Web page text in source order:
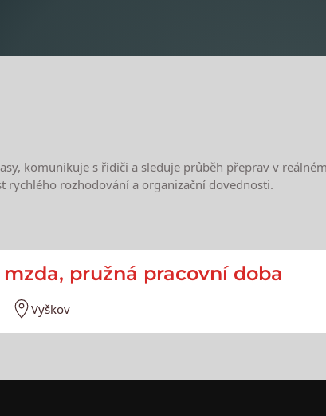
komunikuje s řidiči a sleduje průběh přeprav v
rozhodování a organizační dovednosti.
mzda, pružná pracovní doba
Vyškov